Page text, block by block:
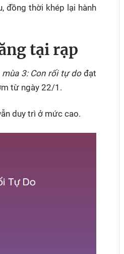
đồng thời khép lại hành
tại rạp
mùa 3: Con rối tự dođạt
từ ngày 22/1.
duy trì ở mức cao.